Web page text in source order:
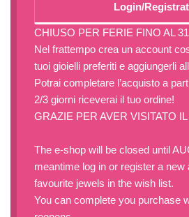
Login/
CHIUSO PER FERIE FINO AL
Nel frattempo crea un account
tuoi gioielli preferiti e aggiungerli
Potrai completare l’acquisto a
2/3 giorni riceverai il tuo ordine!
GRAZIE PER AVER VISITATO
The e-shop will be closed until
meantime log in or register a
favourite jewels in the wish list.
You can complete you purchase